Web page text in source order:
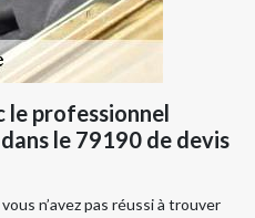
le professionnel
le 79190 de devis
n’avez pas réussi à trouver